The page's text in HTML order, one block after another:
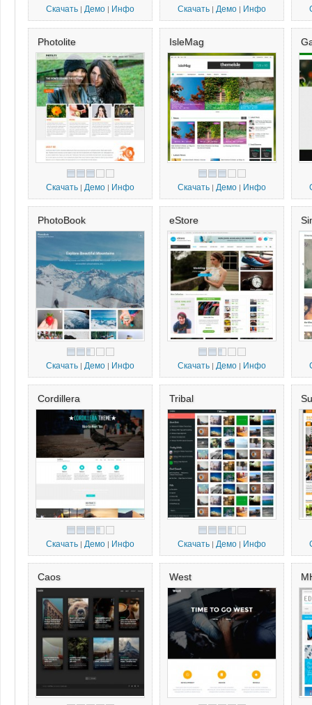
Скачать | Демо | Инфо Скачать | Демо | Инфо
Photolite
Скачать | Демо | Инфо
IsleMag
Скачать | Демо | Инфо
PhotoBook
Скачать | Демо | Инфо
eStore
Скачать | Демо | Инфо
Cordillera
Скачать | Демо | Инфо
Tribal
Скачать | Демо | Инфо
Caos West